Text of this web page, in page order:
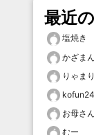
最近
塩焼き
かざまん
りゃま
kofun24
お母さ
むー